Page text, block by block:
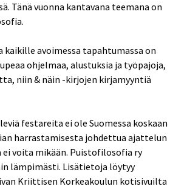
Tänä vuonna kantavana teemana on
kaikille avoimessa tapahtumassa on
ohjelmaa, alustuksia ja työpajoja,
niin & näin -kirjojen kirjamyyntiä
festareita ei ole Suomessa koskaan
harrastamisesta johdettua ajattelun
ei voita mikään. Puistofilosofia ry
lämpimästi. Lisätietoja löytyy
Kriittisen Korkeakoulun kotisivuilta